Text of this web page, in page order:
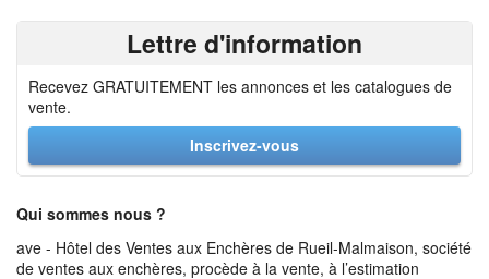
Lettre d'information
Recevez GRATUITEMENT les annonces et les catalogues de
vente.
Inscrivez-vous
Qui sommes nous ?
ave - Hôtel des Ventes aux Enchères de Rueil-Malmaison, société
de ventes aux enchères, procède à la vente, à l’estimation